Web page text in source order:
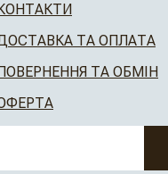
ТА ОПЛАТА
ТА ОБМІН